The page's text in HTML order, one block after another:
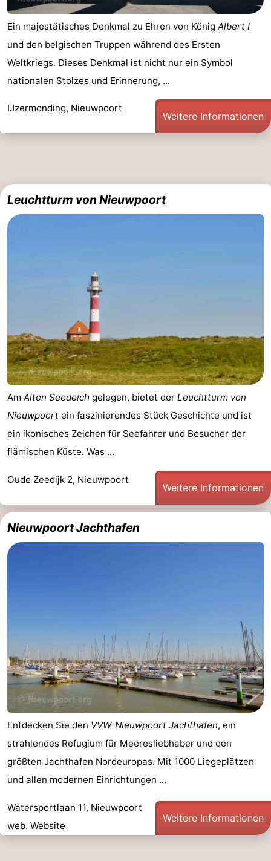
Gent
-
Ypern
Die
Küste
-
Wenduine
-
De
-
Westende
-
Oostduinkerke
-
Koksijde
-
De
Panne
-
Natur
Westhoek
Wetter
Kontakt
Ein majestätisches Denkmal zu Ehren von König Albert I
und den belgischen Truppen während des Ersten
Weltkriegs. Dieses Denkmal ist nicht nur ein Symbol
nationalen Stolzes und Erinnerung, ...
IJzermonding, Nieuwpoort
Weitere Informationen
Leuchtturm von Nieuwpoort
Am Alten Seedeich gelegen, bietet der Leuchtturm von
Nieuwpoort ein faszinierendes Stück Geschichte und ist
ein ikonisches Zeichen für Seefahrer und Besucher der
flämischen Küste. Was ...
Oude Zeedijk 2, Nieuwpoort
Weitere Informationen
Nieuwpoort Jachthafen
Entdecken Sie den VVW-Nieuwpoort Jachthafen, ein
strahlendes Refugium für Meeresliebhaber und den
größten Jachthafen Nordeuropas. Mit 1000 Liegeplätzen
und allen modernen Einrichtungen ...
Watersportlaan 11, Nieuwpoort
web. Website
Weitere Informationen